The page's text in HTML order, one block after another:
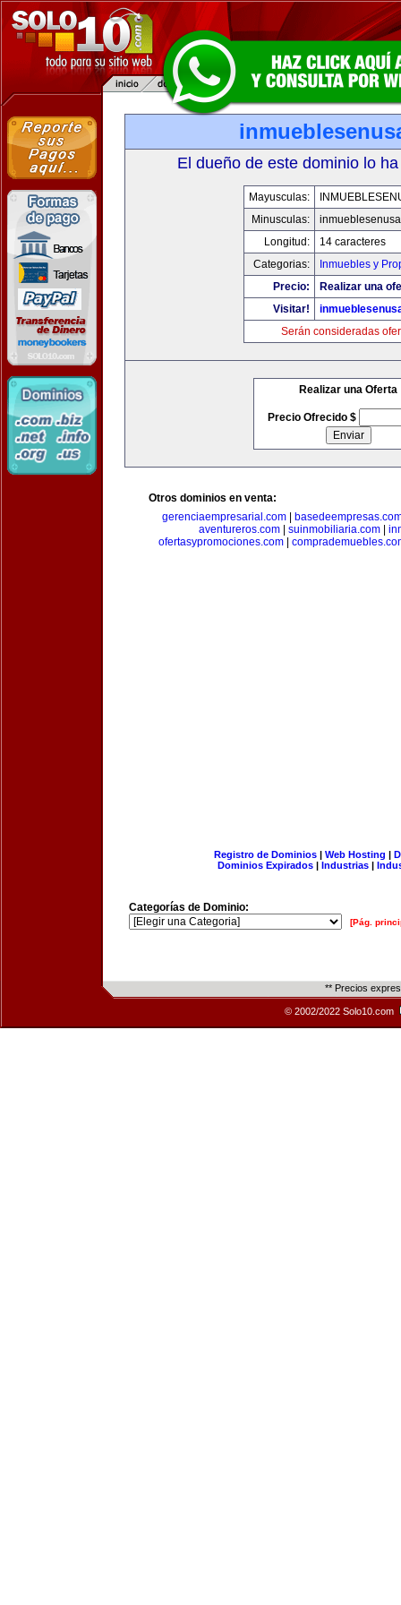
El dueño de este dominio lo
Mayusculas:
Minusculas:
Longitud:
14 caracteres
Categorias:
Inmuebles y
Precio:
Realizar una
Visitar!
Serán consideradas
Realizar una Oferta
Precio Ofrecido $
Otros dominios en venta:
gerenciaempresarial.com|
aventureros.com| suinmobiliaria.com|
ofertasypromociones.com|
Registro de Dominios| Web Hosting |
Dominios Expirados | Industrias |
Categorías de Dominio:
[Pág.
** Precios
© 2002/2022 Solo10.com